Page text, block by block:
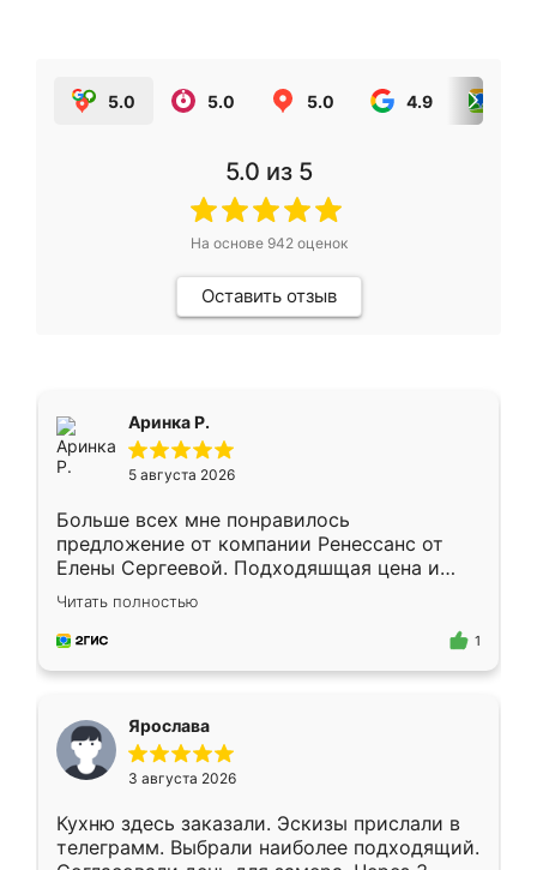
5.0 5.0 5.0 4.9
5.0 из 5
На основе 942оценок
Оставить отзыв
Аринка Р.
5 августа 2026
Больше всех мне понравилось
предложение от компании Ренессанс от
Елены Сергеевой. Подходяшщая цена и
короткие сроки изготовления. Приехавший
для замера сотрудник Владислав
предложил по моему эскизу самый
Читать полностью
1
Ярослава
3 августа 2026
Кухню здесь заказали. Эскизы прислали в
телеграмм. Выбрали наиболее подходящий.